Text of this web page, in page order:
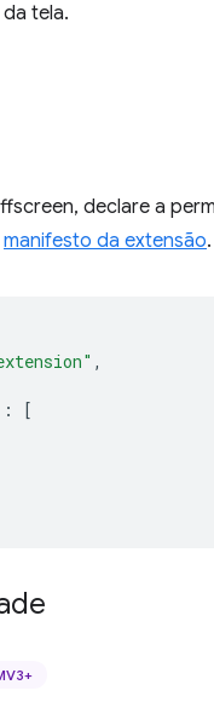
tela.
declare a
manifesto da extensão
,
:
[